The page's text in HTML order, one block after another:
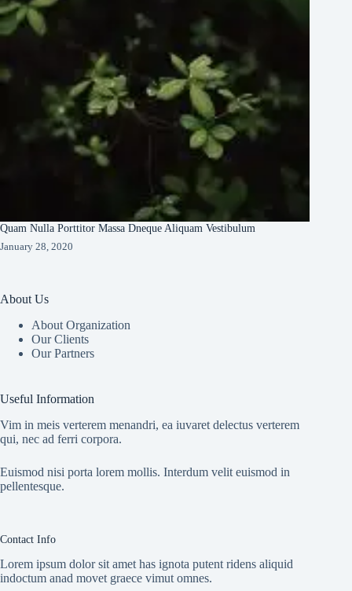
Quam Nulla Porttitor Massa Dneque Aliquam Vestibulum
January 28, 2020
About Us
About Organization
Our Clients
Our Partners
Useful Information
Vim in meis verterem menandri, ea iuvaret delectus verterem
qui, nec ad ferri corpora.
Euismod nisi porta lorem mollis. Interdum velit euismod in
pellentesque.
Contact Info
Lorem ipsum dolor sit amet has ignota putent ridens aliquid
indoctum anad movet graece vimut omnes.